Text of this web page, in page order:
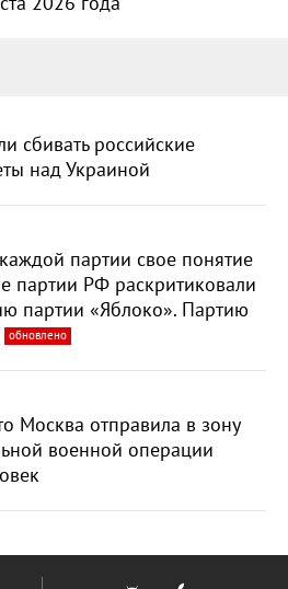
сбивать российские
над Украиной
партии свое понятие
партии РФ раскритиковали
партии «Яблоко». Партию
обновлено
Москва отправила в зону
военной операции